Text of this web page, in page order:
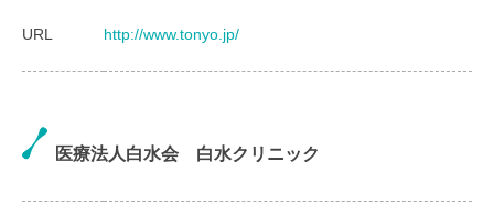
URL http://www.tonyo.jp/
医療法人白水会 白水クリニック